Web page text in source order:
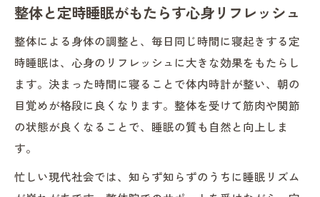
整体と定時睡眠がもたらす心身リフレッシュ
整体による身体の調整と、毎日同じ時間に寝起きする定
時睡眠は、心身のリフレッシュに大きな効果をもたらし
ます。決まった時間に寝ることで体内時計が整い、朝の
目覚めが格段に良くなります。整体を受けて筋肉や関節
の状態が良くなることで、睡眠の質も自然と向上しま
す。
忙しい現代社会では、知らず知らずのうちに睡眠リズム